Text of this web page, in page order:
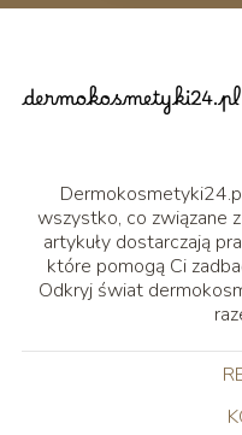
wszystko, co związane
artykuły dostarczają
które pomogą Ci
Odkryj świat